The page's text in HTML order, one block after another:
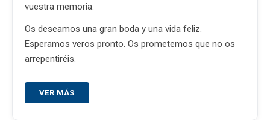
vuestra memoria.
Os deseamos una gran boda y una vida feliz.
Esperamos veros pronto. Os prometemos que no os
arrepentiréis.
VER MÁS